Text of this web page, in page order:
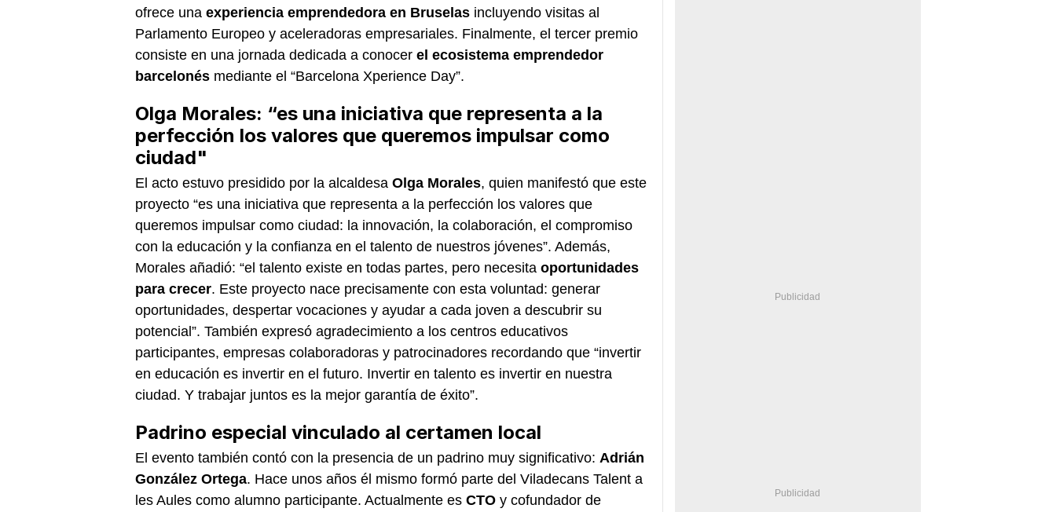
ofrece una experiencia emprendedora en Bruselas incluyendo visitas al
Parlamento Europeo y aceleradoras empresariales. Finalmente, el tercer premio
consiste en una jornada dedicada a conocer el ecosistema emprendedor
barcelonés mediante el “Barcelona Xperience Day”.
Olga Morales: “es una iniciativa que representa a la
perfección los valores que queremos impulsar como
ciudad"
El acto estuvo presidido por la alcaldesa Olga Morales, quien manifestó que este
proyecto “es una iniciativa que representa a la perfección los valores que
queremos impulsar como ciudad: la innovación, la colaboración, el compromiso
con la educación y la confianza en el talento de nuestros jóvenes”. Además,
Morales añadió: “el talento existe en todas partes, pero necesita oportunidades
para crecer. Este proyecto nace precisamente con esta voluntad: generar
oportunidades, despertar vocaciones y ayudar a cada joven a descubrir su
potencial”. También expresó agradecimiento a los centros educativos
participantes, empresas colaboradoras y patrocinadores recordando que “invertir
en educación es invertir en el futuro. Invertir en talento es invertir en nuestra
ciudad. Y trabajar juntos es la mejor garantía de éxito”.
Padrino especial vinculado al certamen local
El evento también contó con la presencia de un padrino muy significativo: Adrián
González Ortega. Hace unos años él mismo formó parte del Viladecans Talent a
les Aules como alumno participante. Actualmente es CTO y cofundador de